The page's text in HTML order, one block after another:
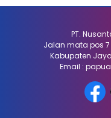
PT.
Jalan mata pos 7
Kabupaten
Email :